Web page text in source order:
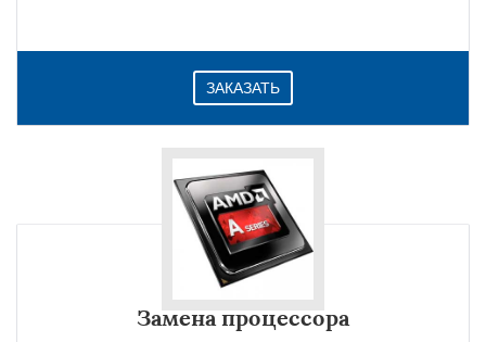
ЗАКАЗАТЬ
Замена процессора